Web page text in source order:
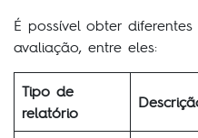
É possível obter
avaliação, entre eles:
Tipo de
relatório